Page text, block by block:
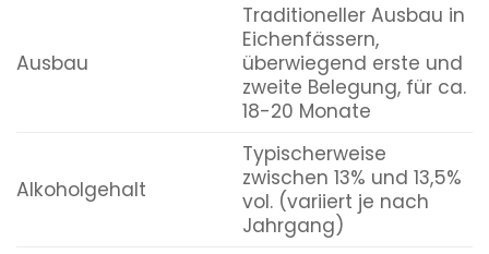
Ausbau
Traditioneller Ausbau in
Eichenfässern,
überwiegend erste und
zweite Belegung, für ca.
18-20 Monate
Alkoholgehalt
Typischerweise
zwischen 13% und 13,5%
vol. (variiert je nach
Jahrgang)